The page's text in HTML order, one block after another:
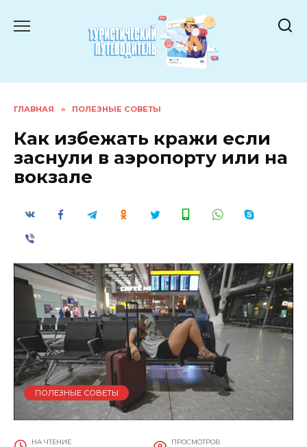
ГЛАВНАЯ » ПОЛЕЗНЫЕ СОВЕТЫ
Как избежать кражи если
заснули в аэропорту или на
вокзале
ПОЛЕЗНЫЕ СОВЕТЫ
НА ЧТЕНИЕ ПРОСМОТРОВ